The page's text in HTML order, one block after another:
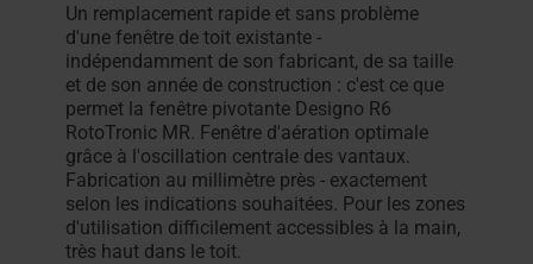
Un remplacement rapide et sans problème
d'une fenêtre de toit existante -
indépendamment de son fabricant, de sa taille
et de son année de construction : c'est ce que
permet la fenêtre pivotante Designo R6
RotoTronic MR. Fenêtre d'aération optimale
grâce à l'oscillation centrale des vantaux.
Fabrication au millimètre près - exactement
selon les indications souhaitées. Pour les zones
d'utilisation difficilement accessibles à la main,
très haut dans le toit.